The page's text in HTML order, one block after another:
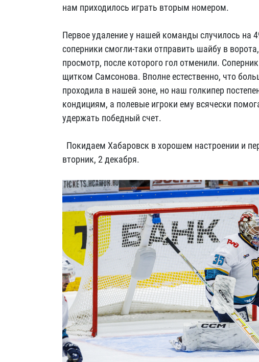
нам приходилось играть вторым номером.
Первое удаление у нашей команды случилось на
соперники смогли-таки отправить шайбу в
просмотр, после которого гол отменили.
щитком Самсонова. Вполне естественно, что
проходила в нашей зоне, но наш голкипер
кондициям, а полевые игроки ему всячески
удержать победный счет.
Покидаем Хабаровск в хорошем настроении и
вторник, 2 декабря.